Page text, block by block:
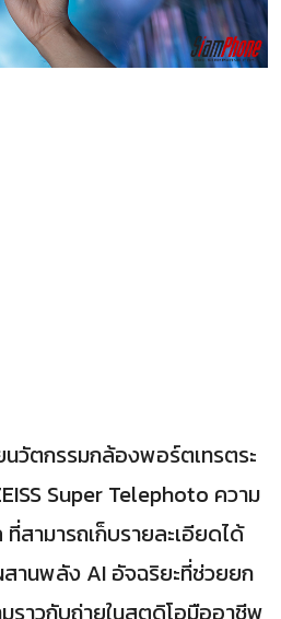
วัตกรรมกล้องพอร์ตเทรตระ
Super Telephoto ความ
สามารถเก็บรายละเอียดได้
สานพลัง AI อัจฉริยะที่ช่วยยก